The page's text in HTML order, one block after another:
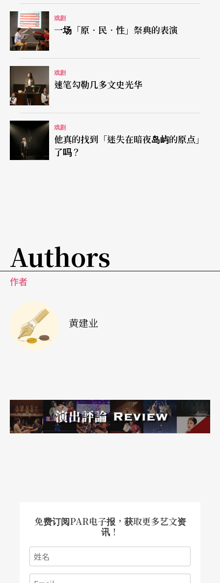
不知有其他法律。假若它偶然被强制要在连续数天
内接受小心规范的循序渐进的命令的话，这行动将
发展到它不再是任何东西，而是一种独一无二而赤
裸裸的统治权，一种如强大怪兽般的无限权力。」
此正堪拿来作为本剧注脚。侯爵夫人在剧终的断然
决定，不单使她超越剧中其他五位女性，更终结了
剧本最初即奠立的沙德欲望权力神话。对三岛来
说，沙德只是反叛的开端，真正的解放甚至不在社
会革命，或个体的纵欲对抗，而是从欲望权力的支
不过，在戏剧进行的时候，最具魅力的或许不是他
的透视和观点，而是言辞丰富的文学性与想像力，
地对仪式性变态底细节描写，经常散发出动人魅
力。
为全剧增色不少。第一幕呈现非比寻常的「低限」
处理，简单的弧型舞台设计，除了洁净的线条外，
或背向，于台词的关键要点中，适时泄露角色的玄
机；一个转身，一个眼色，轻扫衣背，又或扇子的
突然张、合，都带来简洁的内在暗示，在第一幕介
定角色和布署日后发展的开场戏里，柏格曼竟如此
戏剧
一场「原．民．性」祭典的表演
戏剧
速笔勾勒几多文史光华
戏剧
他真的找到「迷失在暗夜岛屿的原点」
了吗？
Authors
作者
黄建业
免费订阅PAR电子报，获取更多艺文资
讯！